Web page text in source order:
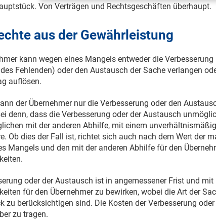
Von Verträgen und Rechtsgeschäften überhaupt.
aus der Gewährleistung
kann wegen eines Mangels entweder die
Fehlenden) oder den Austausch der Sache verlangen
auflösen.
der Übernehmer nur die Verbesserung oder den
denn, dass die Verbesserung oder der Austausch
mit der anderen Abhilfe, mit einem
Ob dies der Fall ist, richtet sich auch nach dem Wert der
Mangels und den mit der anderen Abhilfe für den
oder der Austausch ist in angemessener Frist und
für den Übernehmer zu bewirken, wobei die Art der
zu berücksichtigen sind. Die Kosten der Verbesserung
zu tragen.